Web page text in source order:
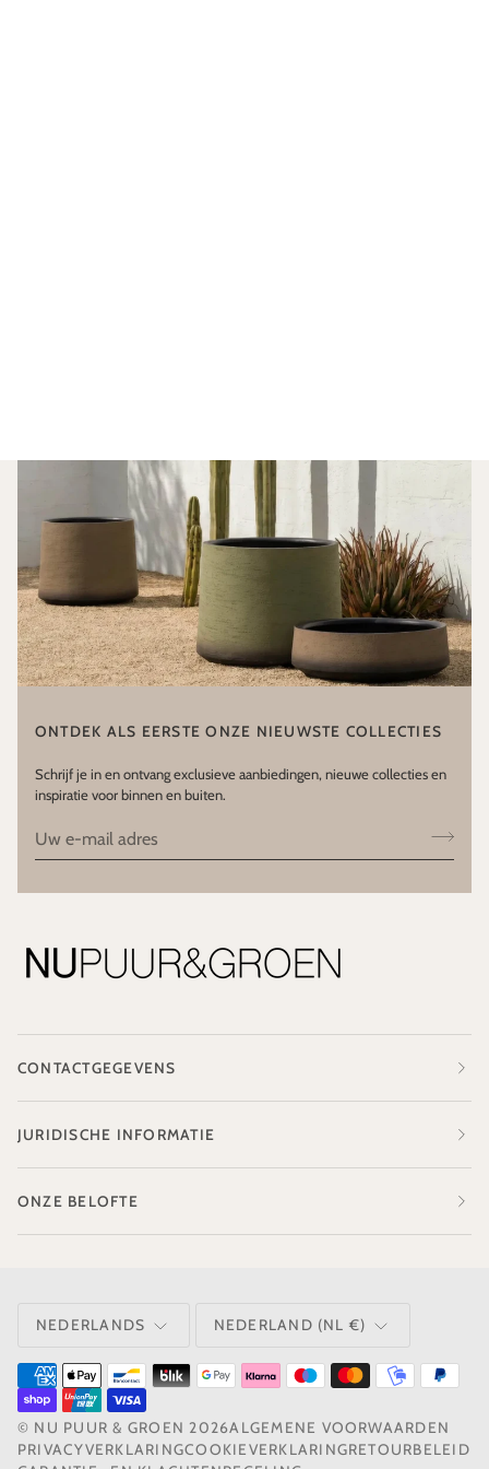
ONTDEK ALS EERSTE ONZE NIEUWSTE COLLECTIES
Schrijf je in en ontvang exclusieve aanbiedingen, nieuwe collecties en
inspiratie voor binnen en buiten.
CONTACTGEGEVENS
JURIDISCHE INFORMATIE
ONZE BELOFTE
NEDERLANDS NEDERLAND (NL €)
© NU PUUR & GROEN 2026ALGEMENE VOORWAARDEN
PRIVACYVERKLARINGCOOKIEVERKLARINGRETOURBELEID